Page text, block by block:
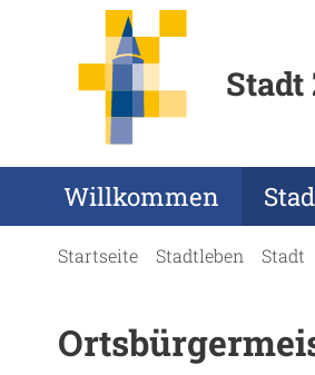
Stadt
Willkommen
Startseite Stadtleben Stadt